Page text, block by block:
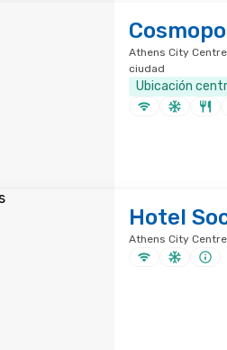
Athens City
ciudad
Ubicación
Hotel
Athens City